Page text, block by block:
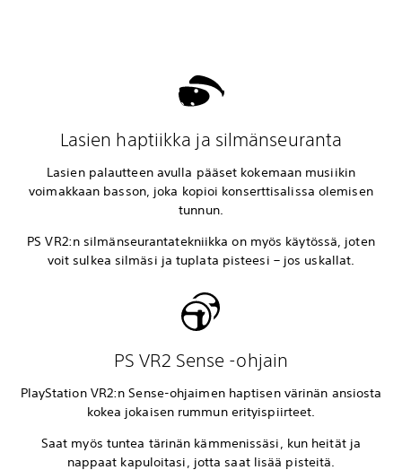
Lasien haptiikka ja silmänseuranta
Lasien palautteen avulla pääset kokemaan musiikin
voimakkaan basson, joka kopioi konserttisalissa olemisen
tunnun.
PS VR2:n silmänseurantatekniikka on myös käytössä, joten
voit sulkea silmäsi ja tuplata pisteesi – jos uskallat.
PS VR2 Sense -ohjain
PlayStation VR2:n Sense-ohjaimen haptisen värinän ansiosta
kokea jokaisen rummun erityispiirteet.
Saat myös tuntea tärinän kämmenissäsi, kun heität ja
nappaat kapuloitasi, jotta saat lisää pisteitä.